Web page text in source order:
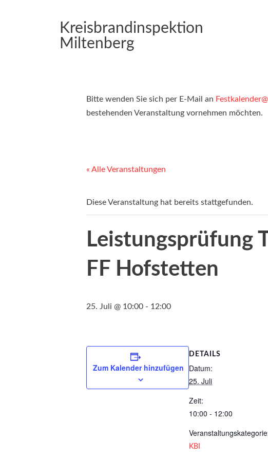
Kreisbrandinspektion
Miltenberg
Bitte wenden Sie sich per E-Mail an
bestehenden Veranstaltung vornehmen möchten.
« Alle Veranstaltungen
Diese Veranstaltung hat bereits stattgefunden.
Leistungsprüfung
FF Hofstetten
25. Juli @ 10:00 - 12:00
Zum Kalender hinzufügen
DETAILS
Datum:
25. Juli
Zeit:
10:00 - 12:00
KBI